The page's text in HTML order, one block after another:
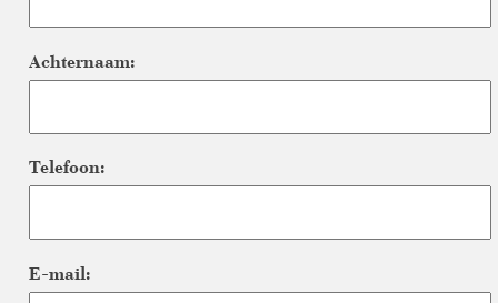
Achternaam:
Telefoon:
E-mail: